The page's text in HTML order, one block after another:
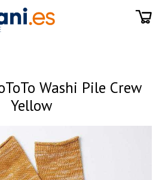
Washi Pile Crew
Yellow